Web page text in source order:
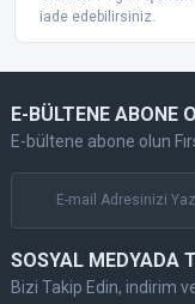
iade edebilirsiniz.
E-BÜLTENE ABONE
E-bültene abone olun
SOSYAL MEDYADA
Bizi Takip Edin, indirim